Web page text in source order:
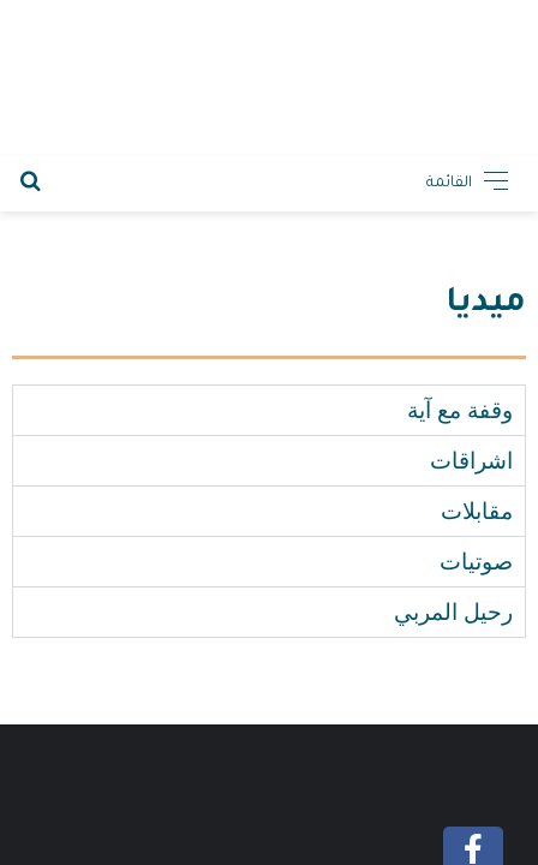
القائمة
ميديا
وقفة مع آية
اشراقات
مقابلات
صوتيات
رحيل المربي